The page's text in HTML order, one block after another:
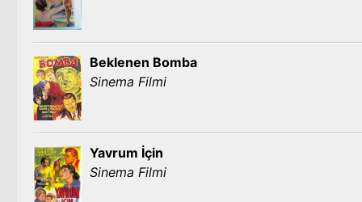
Beklenen Bomba
Sinema Filmi
Yavrum İçin
Sinema Filmi